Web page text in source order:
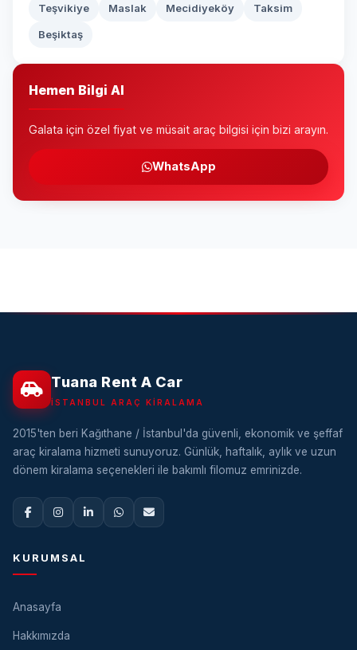
Teşvikiye Maslak Mecidiyeköy Taksim
Beşiktaş
Hemen Bilgi Al
Galata için özel fiyat ve müsait araç bilgisi için bizi arayın.
WhatsApp
Tuana Rent A Car
İSTANBUL ARAÇ KIRALAMA
2015'ten beri Kağıthane / İstanbul'da güvenli, ekonomik ve şeffaf
araç kiralama hizmeti sunuyoruz. Günlük, haftalık, aylık ve uzun
dönem kiralama seçenekleri ile bakımlı filomuz emrinizde.
KURUMSAL
Anasayfa
Hakkımızda